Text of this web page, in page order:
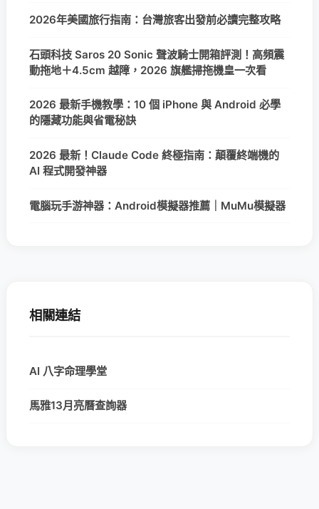
2026年美國旅行指南：台灣旅客出發前必讀完整攻略
石頭科技 Saros 20 Sonic 聲波騎士開箱評測！高頻震
動拖地＋4.5cm 越障，2026 旗艦掃拖機皇一次看
2026 最新手機教學：10 個 iPhone 與 Android 必學
的隱藏功能與省電秘訣
2026 最新！Claude Code 終極指南：顛覆終端機的
AI 程式開發神器
電腦玩手游神器：Android模擬器推薦｜MuMu模擬器
相關連結
AI 八字命理學堂
馬雅13月亮曆查詢器